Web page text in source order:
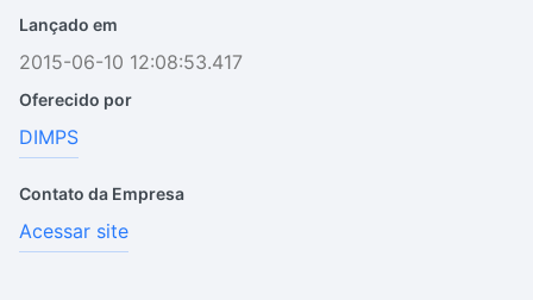
Lançado em
2015-06-10 12:08:53.417
Oferecido por
DIMPS
Contato da Empresa
Acessar site